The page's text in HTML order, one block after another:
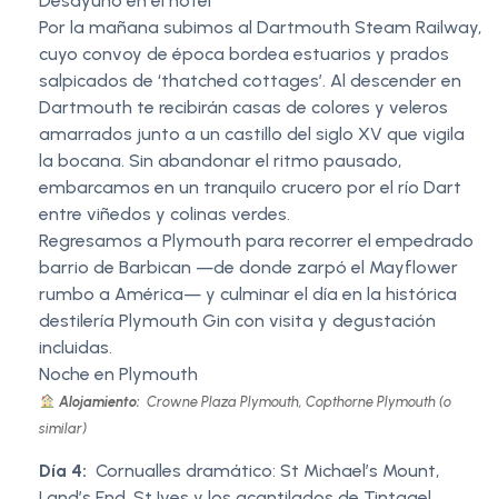
Por la mañana subimos al Dartmouth Steam Railway,
cuyo convoy de época bordea estuarios y prados
salpicados de ‘thatched cottages’. Al descender en
Dartmouth te recibirán casas de colores y veleros
amarrados junto a un castillo del siglo XV que vigila
la bocana. Sin abandonar el ritmo pausado,
embarcamos en un tranquilo crucero por el río Dart
entre viñedos y colinas verdes.
Regresamos a Plymouth para recorrer el empedrado
barrio de Barbican —de donde zarpó el Mayflower
rumbo a América— y culminar el día en la histórica
destilería Plymouth Gin con visita y degustación
incluidas.
Noche en Plymouth
Alojamiento: Crowne Plaza Plymouth, Copthorne Plymouth (o
similar)
Día 4: Cornualles dramático: St Michael’s Mount,